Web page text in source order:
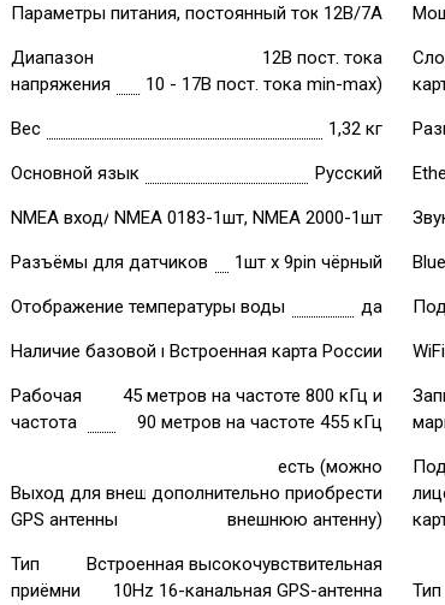
Параметры питания, постоянный ток 12В/7А
Диапазон
напряжения
12В пост. тока
10 - 17В пост. тока min-max)
Вес 1,32 кг
Основной язык Русский
NMEA вход/выходNMEA 0183-1шт, NMEA 2000-1шт
Разъёмы для датчиков 1шт х 9pin чёрный
Отображение температуры воды да
Наличие базовой картыВстроенная карта России
Рабочая
частота
45 метров на частоте 800 кГц и
90 метров на частоте 455 кГц
Выход для внешней
GPS антенны
есть (можно
дополнительно приобрести
внешнюю антенну)
Тип
приёмника/
Встроенная высокочувствительная
10Hz 16-канальная GPS-антенна
WiFi
Тип